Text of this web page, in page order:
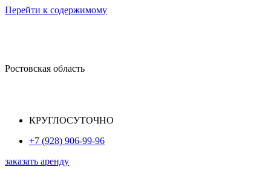
Перейти к содержимому
Ростовская область
КРУГЛОСУТОЧНО
+7 (928) 906-99-96
заказать аренду